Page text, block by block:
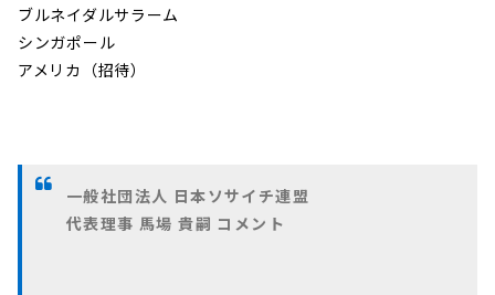
ブルネイダルサラーム
シンガポール
アメリカ（招待）
一般社団法人 日本ソサイチ連盟
代表理事 馬場 貴嗣 コメント